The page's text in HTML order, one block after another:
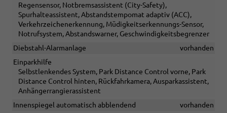
Regensensor, Notbremsassistent (City-Safety),
Spurhalteassistent, Abstandstempomat adaptiv (ACC),
Verkehrzeichenerkennung, Müdigkeitserkennungs-Sensor,
Notrufsystem, Abstandswarner, Geschwindigkeitsbegrenzer
Diebstahl-Alarmanlage
vorhanden
Einparkhilfe
Selbstlenkendes System, Park Distance Control vorne, Park
Distance Control hinten, Rückfahrkamera, Ausparkassistent,
Anhängerrangierassistent
Innenspiegel automatisch abblendend
vorhanden